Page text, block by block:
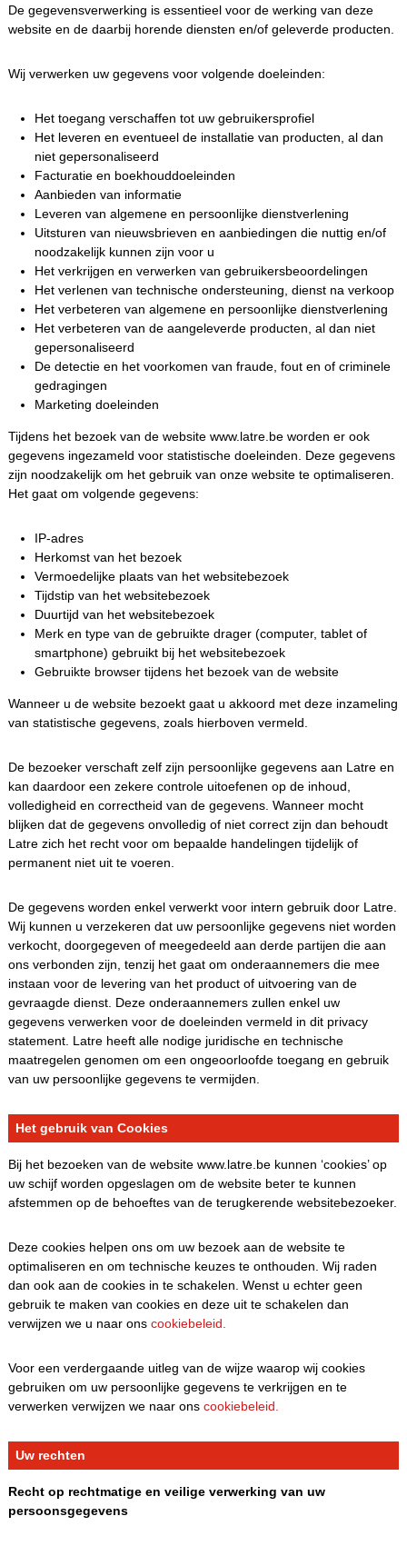
De gegevensverwerking is essentieel voor de werking van deze
website en de daarbij horende diensten en/of geleverde producten.
Wij verwerken uw gegevens voor volgende doeleinden:
Het toegang verschaffen tot uw gebruikersprofiel
Het leveren en eventueel de installatie van producten, al dan
niet gepersonaliseerd
Facturatie en boekhouddoeleinden
Aanbieden van informatie
Leveren van algemene en persoonlijke dienstverlening
Uitsturen van nieuwsbrieven en aanbiedingen die nuttig en/of
noodzakelijk kunnen zijn voor u
Het verkrijgen en verwerken van gebruikersbeoordelingen
Het verlenen van technische ondersteuning, dienst na verkoop
Het verbeteren van algemene en persoonlijke dienstverlening
Het verbeteren van de aangeleverde producten, al dan niet
gepersonaliseerd
De detectie en het voorkomen van fraude, fout en of criminele
gedragingen
Marketing doeleinden
Tijdens het bezoek van de website www.latre.be worden er ook
gegevens ingezameld voor statistische doeleinden. Deze gegevens
zijn noodzakelijk om het gebruik van onze website te optimaliseren.
Het gaat om volgende gegevens:
IP-adres
Herkomst van het bezoek
Vermoedelijke plaats van het websitebezoek
Tijdstip van het websitebezoek
Duurtijd van het websitebezoek
Merk en type van de gebruikte drager (computer, tablet of
smartphone) gebruikt bij het websitebezoek
Gebruikte browser tijdens het bezoek van de website
Wanneer u de website bezoekt gaat u akkoord met deze inzameling
van statistische gegevens, zoals hierboven vermeld.
De bezoeker verschaft zelf zijn persoonlijke gegevens aan Latre en
kan daardoor een zekere controle uitoefenen op de inhoud,
volledigheid en correctheid van de gegevens. Wanneer mocht
blijken dat de gegevens onvolledig of niet correct zijn dan behoudt
Latre zich het recht voor om bepaalde handelingen tijdelijk of
permanent niet uit te voeren.
De gegevens worden enkel verwerkt voor intern gebruik door Latre.
Wij kunnen u verzekeren dat uw persoonlijke gegevens niet worden
verkocht, doorgegeven of meegedeeld aan derde partijen die aan
ons verbonden zijn, tenzij het gaat om onderaannemers die mee
instaan voor de levering van het product of uitvoering van de
gevraagde dienst. Deze onderaannemers zullen enkel uw
gegevens verwerken voor de doeleinden vermeld in dit privacy
statement. Latre heeft alle nodige juridische en technische
maatregelen genomen om een ongeoorloofde toegang en gebruik
van uw persoonlijke gegevens te vermijden.
Het gebruik van Cookies
Bij het bezoeken van de website www.latre.be kunnen ‘cookies’ op
uw schijf worden opgeslagen om de website beter te kunnen
afstemmen op de behoeftes van de terugkerende websitebezoeker.
Deze cookies helpen ons om uw bezoek aan de website te
optimaliseren en om technische keuzes te onthouden. Wij raden
dan ook aan de cookies in te schakelen. Wenst u echter geen
gebruik te maken van cookies en deze uit te schakelen dan
verwijzen we u naar ons cookiebeleid.
Voor een verdergaande uitleg van de wijze waarop wij cookies
gebruiken om uw persoonlijke gegevens te verkrijgen en te
verwerken verwijzen we naar ons cookiebeleid.
Uw rechten
Recht op rechtmatige en veilige verwerking van uw
persoonsgegevens